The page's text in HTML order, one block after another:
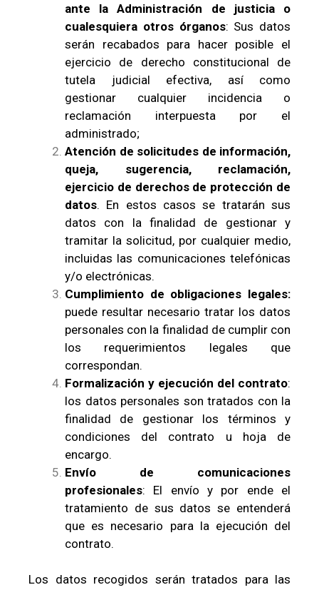
ante la Administración de justicia o
cualesquiera otros órganos: Sus datos
serán recabados para hacer posible el
ejercicio de derecho constitucional de
tutela judicial efectiva, así como
gestionar cualquier incidencia o
reclamación interpuesta por el
administrado;
Atención de solicitudes de información,
queja, sugerencia, reclamación,
ejercicio de derechos de protección de
datos. En estos casos se tratarán sus
datos con la finalidad de gestionar y
tramitar la solicitud, por cualquier medio,
incluidas las comunicaciones telefónicas
y/o electrónicas.
Cumplimiento de obligaciones legales:
puede resultar necesario tratar los datos
personales con la finalidad de cumplir con
los requerimientos legales que
correspondan.
Formalización y ejecución del contrato:
los datos personales son tratados con la
finalidad de gestionar los términos y
condiciones del contrato u hoja de
encargo.
Envío de comunicaciones
profesionales: El envío y por ende el
tratamiento de sus datos se entenderá
que es necesario para la ejecución del
contrato.
Los datos recogidos serán tratados para las